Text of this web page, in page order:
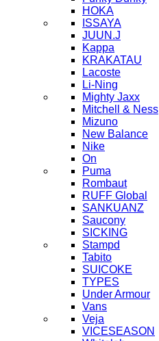
HOKA
ISSAYA
JUUN.J
Kappa
KRAKATAU
Lacoste
Li-Ning
Mighty Jaxx
Mitchell & Ness
Mizuno
New Balance
Nike
On
Puma
Rombaut
RUFF Global
SANKUANZ
Saucony
SICKING
Stampd
Tabito
SUICOKE
TYPES
Under Armour
Vans
Veja
VICESEASON